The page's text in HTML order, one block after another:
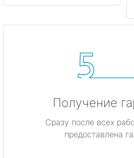
Получение
Сразу после всех
предоставлена